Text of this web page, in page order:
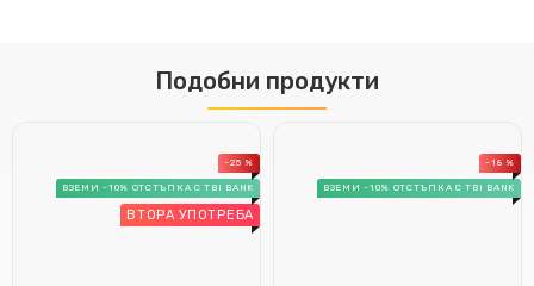
Подобни продукти
ВТОРА УПОТРЕБА
ВЗЕМИ -10% ОТСТЪПКА С TBI BANK
-25 %
ВЗЕМИ -10% ОТСТЪПКА С TBI BANK
-18 %